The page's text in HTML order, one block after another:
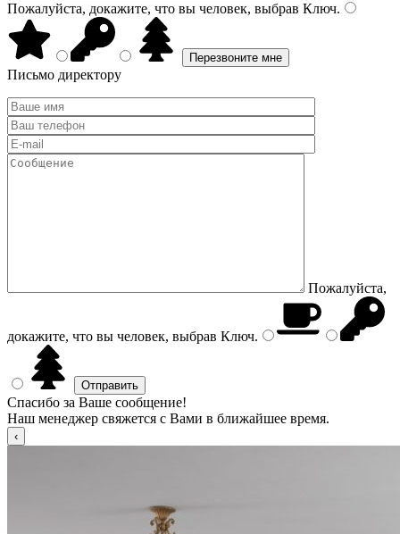
Пожалуйста, докажите, что вы человек, выбрав Ключ.
Письмо директору
Пожалуйста,
докажите, что вы человек, выбрав Ключ.
Спасибо за Ваше сообщение!
Наш менеджер свяжется с Вами в ближайшее время.